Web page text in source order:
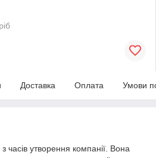
Доставка Оплата Умови
часів утворення компанії. Вона